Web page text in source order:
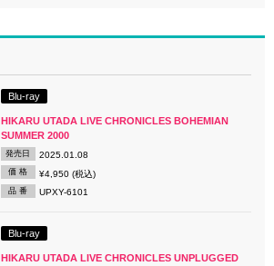
Blu-ray
HIKARU UTADA LIVE CHRONICLES BOHEMIAN
SUMMER 2000
発売日 2025.01.08
価 格 ¥4,950 (税込)
品 番 UPXY-6101
Blu-ray
HIKARU UTADA LIVE CHRONICLES UNPLUGGED